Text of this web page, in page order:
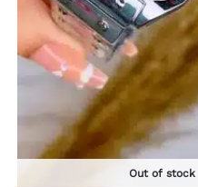
Out of stock